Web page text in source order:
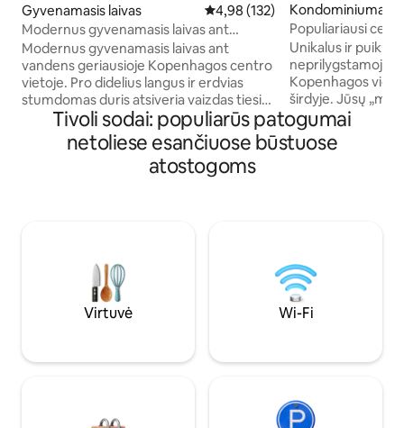
Gyvenamasis laivas Vidutinis įvertinimas: 4,98 iš 5,
4,98 (132)
Modernus gyvenamasis laivas ant
vandens · Puiki vieta centre
Modernus gyvenamasis laivas ant
vandens geriausioje Kopenhagos centro
vietoje. Pro didelius langus ir erdvias
stumdomas duris atsiveria vaizdas tiesiai
į vandenį, todėl gyvenamoji erdvė yra
šviesi ir rami. Gyvenamasis laivas įsikūręs
išskirtinėje pakrantės zonoje, šalia
Operos teatro ir Operos parko, iš kurio
privačios pervežimo su vairuotoju
Kondominiumas
Populiariausi
prabangūs
Unikalus ir puikus
neprilygstamoje
Kopenhagos
širdyje. Jūsų „miesto namas“ su atskiru
įėjimu iš šaligatvio gatvės.
prabanga,
apsistojate
/ilgesnėms ar
Tivoli sodai: populiarūs patogumai
netoliese esančiuose būstuose
atostogoms
Virtuvė Wi-Fi